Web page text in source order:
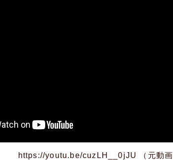
https://youtu.be/cuzLH__0jJU （元動画